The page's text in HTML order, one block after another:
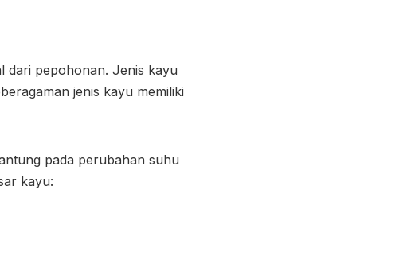
dari pepohonan. Jenis kayu
jenis kayu memiliki
pada perubahan suhu
kayu: